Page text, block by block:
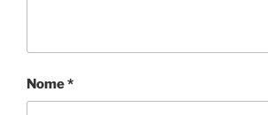
Nome*